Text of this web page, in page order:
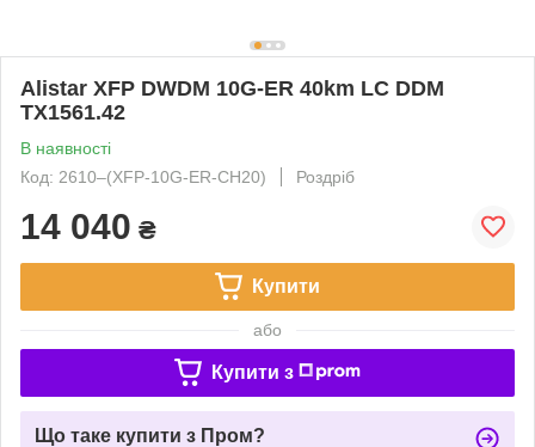
Alistar XFP DWDM 10G-ER 40km LC DDM
TX1561.42
В наявності
Код: 2610‒(XFP-10G-ER-CH20)
Роздріб
14 040 ₴
Купити
або
Купити з
Що таке купити з Пром?